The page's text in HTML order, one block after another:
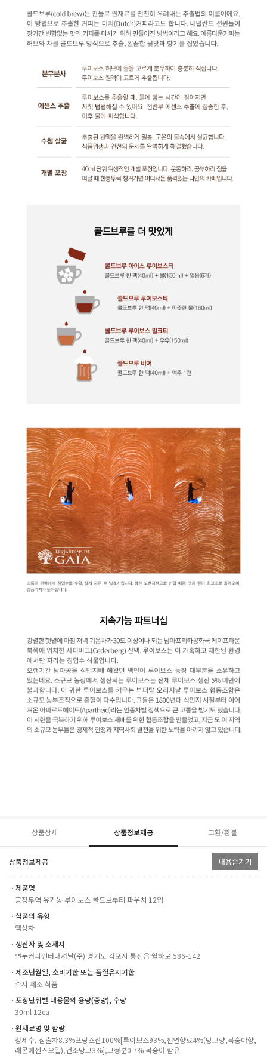
상품상세 상품정보제공 교환/환불
상품정보제공 내용숨기기
ㆍ제품명
공정무역 유기농 루이보스 콜드브루티 파우치 12입
ㆍ식품의 유형
액상차
ㆍ생산자 및 소재지
연두커피인터내셔날(주) 경기도 김포시 통진읍 월하로 586-142
ㆍ제조년월일, 소비기한 또는 품질유지기한
수시 제조 식품
ㆍ포장단위별 내용물의 용량(중량), 수량
30ml 12ea
ㆍ원재료명 및 함량
정제수, 침출차8.3%프랑스산100%[루이보스93%,천연향료4%(망고향,복숭아향,
레몬에센스오일),건조망고3%],고형분0.7% 복숭아 함유